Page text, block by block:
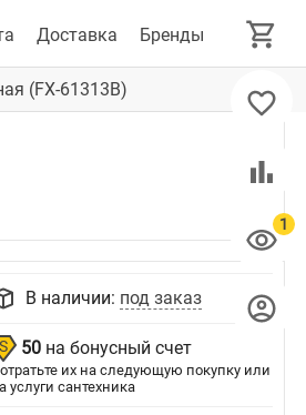
Доставка Бренды
(FX-61313B)
В наличии: под заказ
50 на бонусный счет
их на следующую покупку или
услуги сантехника